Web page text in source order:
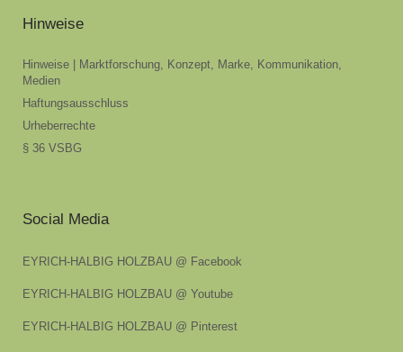
Hinweise
Hinweise | Marktforschung, Konzept, Marke, Kommunikation,
Medien
Haftungsausschluss
Urheberrechte
§ 36 VSBG
Social Media
EYRICH-HALBIG HOLZBAU @ Facebook
EYRICH-HALBIG HOLZBAU @ Youtube
EYRICH-HALBIG HOLZBAU @ Pinterest